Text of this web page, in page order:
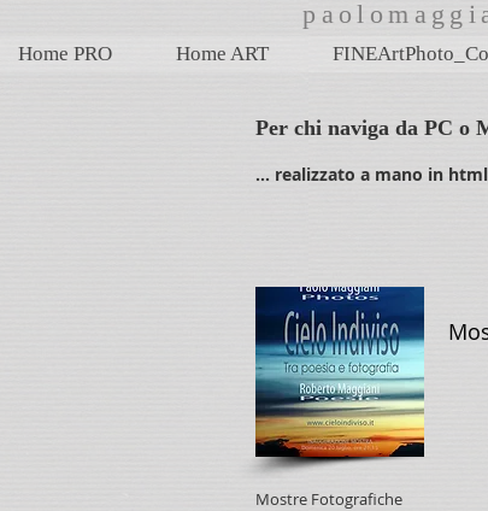
Home PRO Home ART
Per chi naviga da PC o
... realizzato a mano in
Mostre Fotografiche